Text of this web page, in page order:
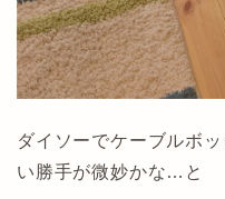
ダイソーでケーブルボ
い勝手が微妙かな…と